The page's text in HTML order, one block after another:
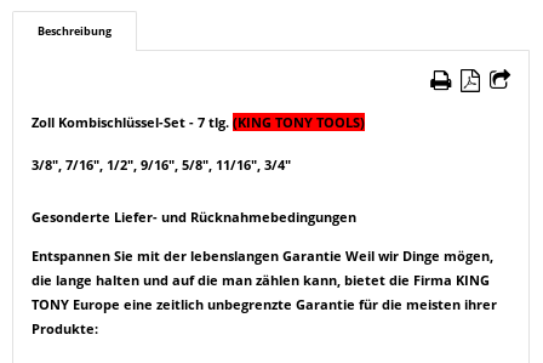
Beschreibung
Zoll Kombischlüssel-Set - 7 tlg. (KING TONY TOOLS)
3/8", 7/16", 1/2", 9/16", 5/8", 11/16", 3/4"
Gesonderte Liefer- und Rücknahmebedingungen
Entspannen Sie mit der lebenslangen Garantie Weil wir Dinge mögen,
die lange halten und auf die man zählen kann, bietet die Firma KING
TONY Europe eine zeitlich unbegrenzte Garantie für die meisten ihrer
Produkte: